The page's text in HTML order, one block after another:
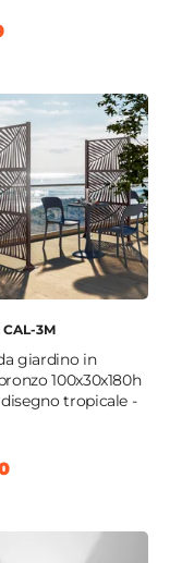
CAL-3M
giardino in
100x30x180h
tropicale -